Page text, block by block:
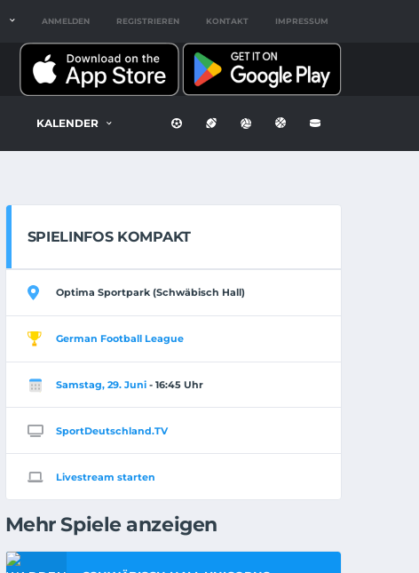
ANMELDEN REGISTRIEREN KONTAKT IMPRESSUM
KALENDER
SPIELINFOS KOMPAKT
Optima Sportpark (Schwäbisch Hall)
German Football League
Samstag, 29. Juni- 16:45 Uhr
SportDeutschland.TV
Livestream starten
Mehr Spiele anzeigen